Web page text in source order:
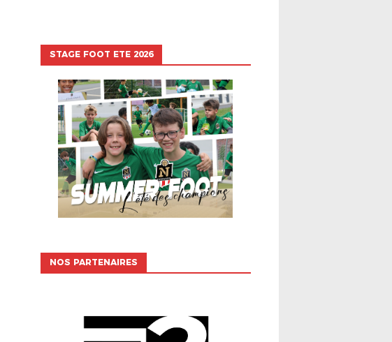
STAGE FOOT ETE 2026
NOS PARTENAIRES